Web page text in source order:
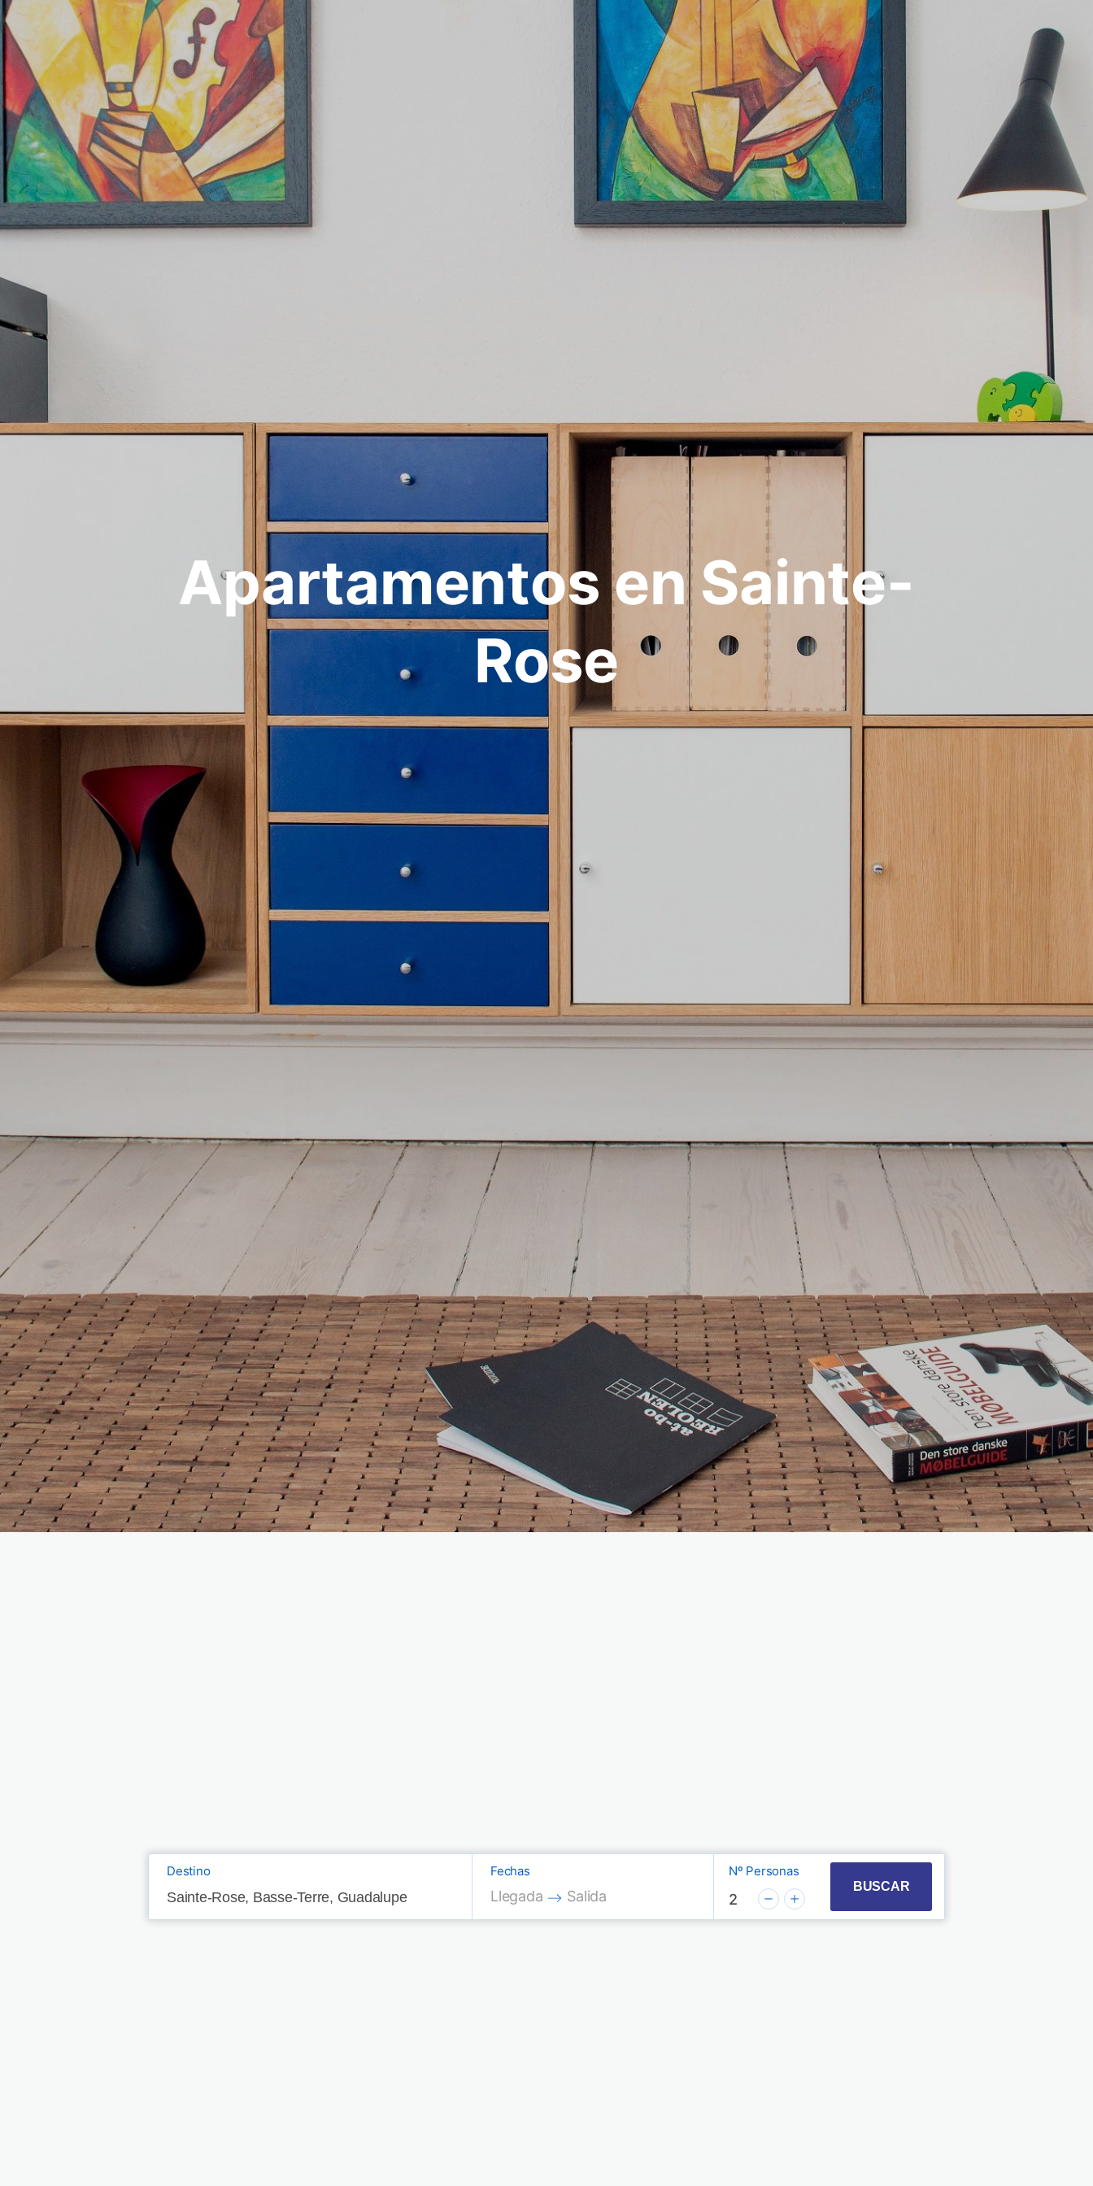
Apartamentos en Sainte-
Rose
Destino Fechas
Press the down arrow key to interact with the calendar and select a date. Press the
Llegada
Press the down arrow key to interact with the calendar and select a date.
Salida
Nº Personas
2
BUSCAR